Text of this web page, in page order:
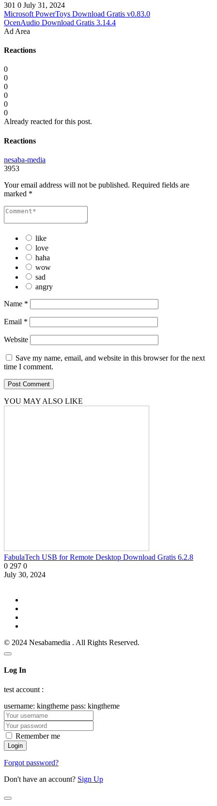
301 0 July 31, 2024
Microsoft PowerToys Download Gratis v0.83.0
OcenAudio Download Gratis 3.14.4
Ad Area
Reactions
0
0
0
0
0
0
Already reacted for this post.
Reactions
nesaba-media
3953
Your email address will not be published. Required fields are
marked *
like
love
haha
wow
sad
angry
Name *
Email *
Website
Save my name, email, and website in this browser for the next
time I comment.
YOU MAY ALSO LIKE
FabulaTech USB for Remote Desktop Download Gratis 6.2.8
0 297 0
July 30, 2024
© 2024 Nesabamedia . All Rights Reserved.
Log In
test account :
username: kingtheme pass: kingtheme
Remember me
Forgot password?
Don't have an account? Sign Up